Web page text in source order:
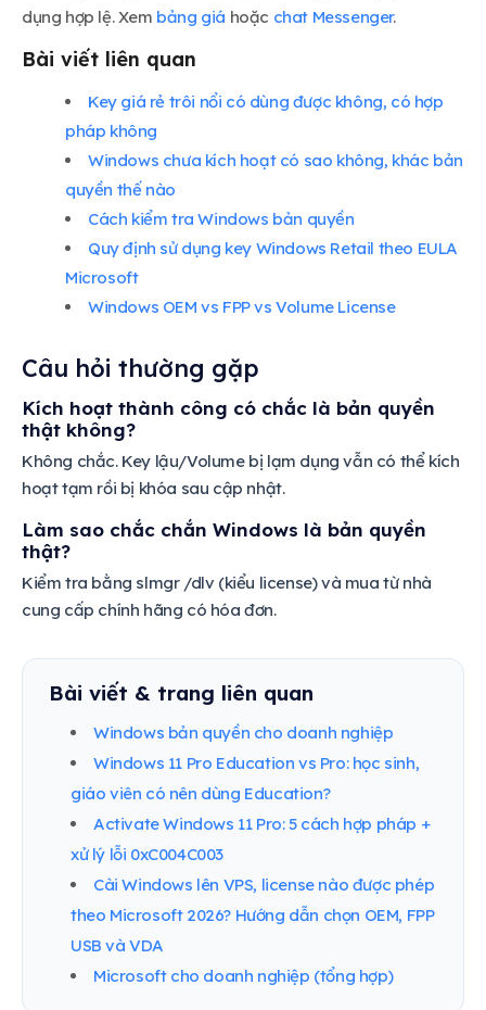
dụng hợp lệ. Xem bảng giá hoặc chat Messenger.
Bài viết liên quan
Key giá rẻ trôi nổi có dùng được không, có hợp
pháp không
Windows chưa kích hoạt có sao không, khác bản
quyền thế nào
Cách kiểm tra Windows bản quyền
Quy định sử dụng key Windows Retail theo EULA
Microsoft
Windows OEM vs FPP vs Volume License
Câu hỏi thường gặp
Kích hoạt thành công có chắc là bản quyền
thật không?
Không chắc. Key lậu/Volume bị lạm dụng vẫn có thể kích
hoạt tạm rồi bị khóa sau cập nhật.
Làm sao chắc chắn Windows là bản quyền
thật?
Kiểm tra bằng slmgr /dlv (kiểu license) và mua từ nhà
cung cấp chính hãng có hóa đơn.
Bài viết & trang liên quan
Windows bản quyền cho doanh nghiệp
Windows 11 Pro Education vs Pro: học sinh,
giáo viên có nên dùng Education?
Activate Windows 11 Pro: 5 cách hợp pháp +
xử lý lỗi 0xC004C003
Cài Windows lên VPS, license nào được phép
theo Microsoft 2026? Hướng dẫn chọn OEM, FPP
USB và VDA
Microsoft cho doanh nghiệp (tổng hợp)